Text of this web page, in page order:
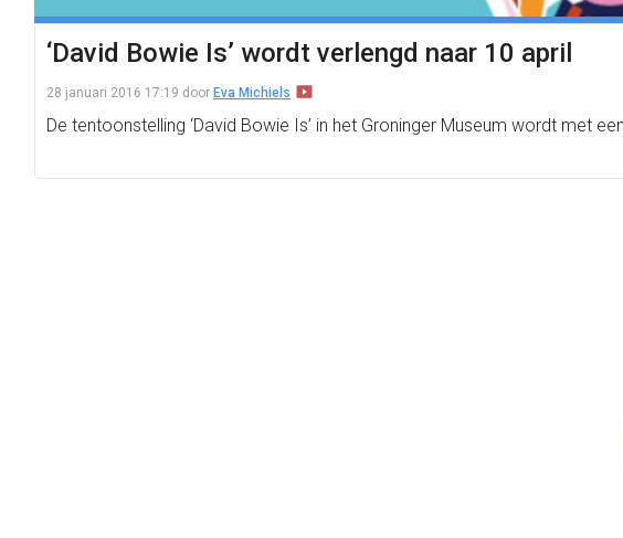
‘David Bowie Is’ wordt verlengd naar 10 april
28 januari 2016 17:19 door Eva Michiels
De tentoonstelling ‘David Bowie Is’ in het Groninger Museum wordt met